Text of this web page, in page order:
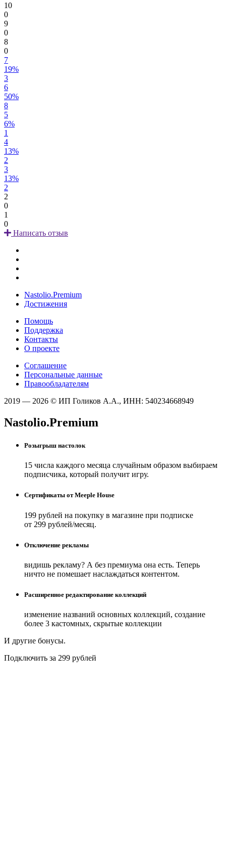
10
0
9
0
8
0
7
19%
3
6
50%
8
5
6%
1
4
13%
2
3
13%
2
2
0
1
0
Написать отзыв
Nastolio.Premium
Достижения
Помощь
Поддержка
Контакты
О проекте
Соглашение
Персональные данные
Правообладателям
2019 — 2026 © ИП Голиков А.А., ИНН: 540234668949
Nastolio.Premium
Розыгрыш настолок
15 числа каждого месяца случайным образом выбираем
подписчика, который получит игру.
Сертификаты от Meeple House
199 рублей на покупку в магазине при подписке
от 299 рублей/месяц.
Отключение рекламы
видишь рекламу? А без премиума она есть. Теперь
ничто не помешает наслаждаться контентом.
Расширенное редактирование коллекций
изменение названий основных коллекций, создание
более 3 кастомных, скрытые коллекции
И другие бонусы.
Подключить за 299 рублей